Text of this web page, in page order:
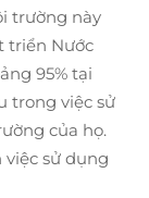
trường này
triển Nước
95% tại
trong việc sử
của họ.
việc sử dụng